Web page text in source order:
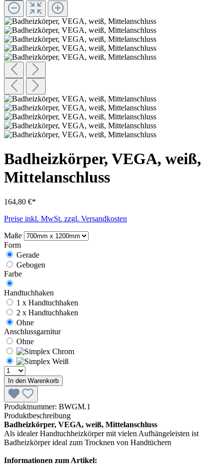
Badheizkörper, VEGA, weiß,
Mittelanschluss
164,80 €*
Preise inkl. MwSt. zzgl. Versandkosten
Maße
Form
Gerade
Gebogen
Farbe
Handtuchhaken
1 x Handtuchhaken
2 x Handtuchhaken
Ohne
Anschlussgarnitur
Ohne
In den Warenkorb
Produktnummer: BWGM.1
Produktbeschreibung
Badheizkörper, VEGA, weiß, Mittelanschluss
Als idealer Handtuchheizkörper mit vielen Aufhängeleisten ist
Badheizkörper ideal zum Trocknen von Handtüchern
Informationen zum Artikel: